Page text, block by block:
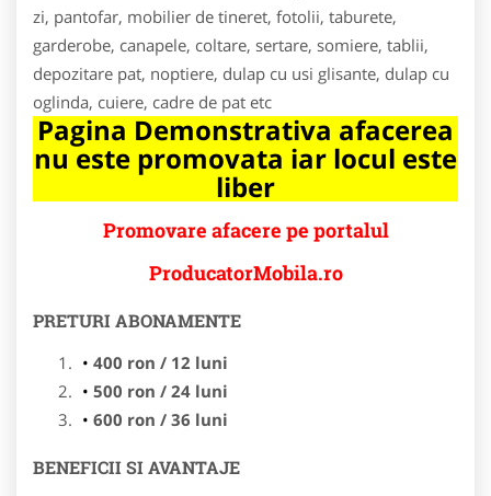
zi, pantofar, mobilier de tineret, fotolii, taburete,
garderobe, canapele, coltare, sertare, somiere, tablii,
depozitare pat, noptiere, dulap cu usi glisante, dulap cu
oglinda, cuiere, cadre de pat etc
Pagina Demonstrativa afacerea
nu este promovata iar locul este
liber
Promovare afacere pe portalul
ProducatorMobila.ro
PRETURI ABONAMENTE
400 ron / 12 luni
500 ron / 24 luni
600 ron / 36 luni
BENEFICII SI AVANTAJE